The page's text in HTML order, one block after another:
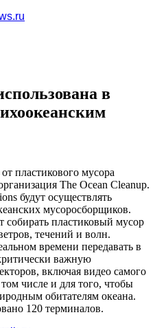
в
пластикового мусора
The Ocean Cleanup.
будут осуществлять
мусоросборщиков.
собирать пластиковый мусор
течений и волн.
времени передавать в
важную
включая видео самого
числе и для того, чтобы
обитателям океана.
120 терминалов.